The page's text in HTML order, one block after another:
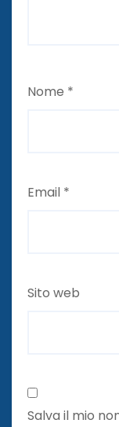
Nome *
Email *
Sito web
Salva il mio